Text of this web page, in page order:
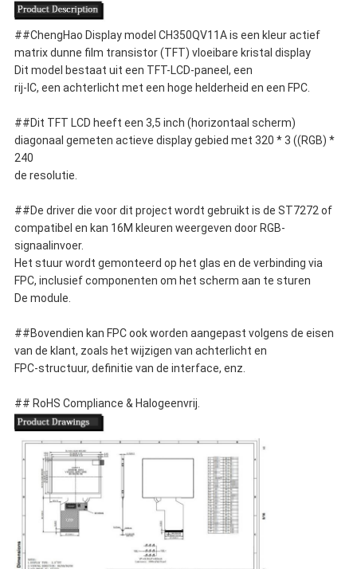
##ChengHao Display model CH350QV11A is een kleur actief
matrix dunne film transistor (TFT) vloeibare kristal display
Dit model bestaat uit een TFT-LCD-paneel, een
rij-IC, een achterlicht met een hoge helderheid en een FPC.
##Dit TFT LCD heeft een 3,5 inch (horizontaal scherm)
diagonaal gemeten actieve display gebied met 320 * 3 ((RGB) *
240
de resolutie.
##De driver die voor dit project wordt gebruikt is de ST7272 of
compatibel en kan 16M kleuren weergeven door RGB-
signaalinvoer.
Het stuur wordt gemonteerd op het glas en de verbinding via
FPC, inclusief componenten om het scherm aan te sturen
De module.
##Bovendien kan FPC ook worden aangepast volgens de eisen
van de klant, zoals het wijzigen van achterlicht en
FPC-structuur, definitie van de interface, enz.
## RoHS Compliance & Halogeenvrij.